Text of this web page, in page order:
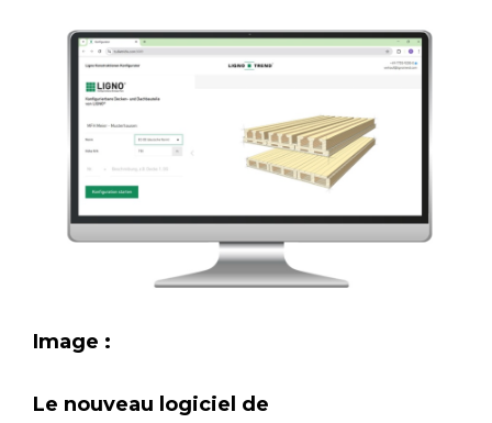
Image :
Le nouveau logiciel de